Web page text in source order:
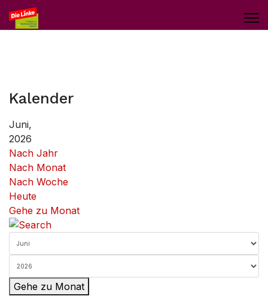
Kalender
Juni,
2026
Nach Jahr
Nach Monat
Nach Woche
Heute
Gehe zu Monat
Gehe zu Monat